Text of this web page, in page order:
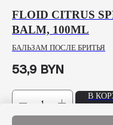
FLOID CITRUS
BALM, 100ML
БАЛЬЗАМ ПОСЛЕ БРИТЬЯ
53,9 BYN
В